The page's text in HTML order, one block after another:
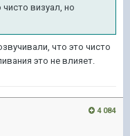
визуал, но
что это чисто
это не влияет.
4 084